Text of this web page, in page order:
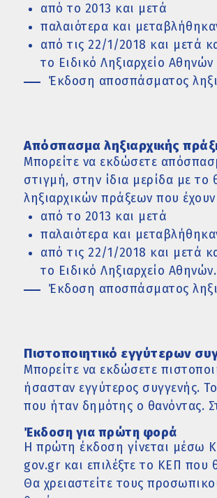
από το 2013 και μετά
παλαιότερα και
από τις 22/1/2018 και μετά
το Ειδικό Ληξιαρχείο Αθηνών
Έκδοση αποσπάσματος
Απόσπασμα ληξιαρχικής
Μπορείτε να εκδώσετε
στιγμή, στην ίδια μερίδα με
ληξιαρχικών πράξεων που έχουν
από το 2013 και μετά
παλαιότερα και
από τις 22/1/2018 και μετά
το Ειδικό Ληξιαρχείο Αθηνών.
Έκδοση αποσπάσματος
Πιστοποιητικό εγγύτερων
Μπορείτε να εκδώσετε
ήσασταν εγγύτερος συγγενής.
που ήταν δημότης ο θανόντας.
Έκδοση για πρώτη φορά
Η πρώτη έκδοση γίνεται μέσω
gov.gr και επιλέξτε το ΚΕΠ που
Θα χρειαστείτε τους